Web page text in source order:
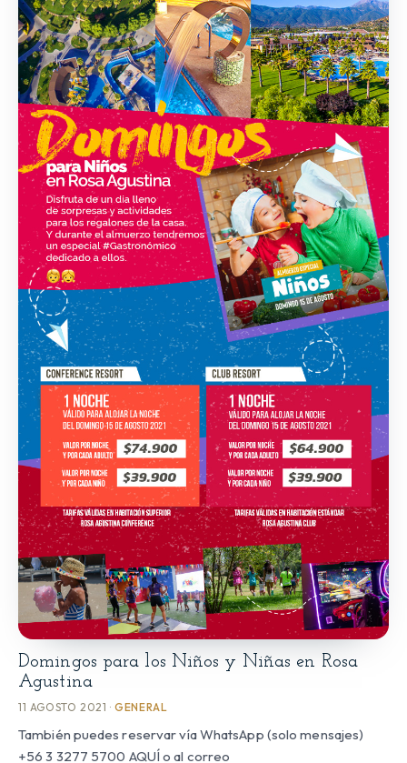
Domingos para los Niños y Niñas en Rosa
Agustina
11 AGOSTO 2021 ·GENERAL
También puedes reservar vía WhatsApp (solo mensajes)
+56 3 3277 5700 AQUÍ o al correo